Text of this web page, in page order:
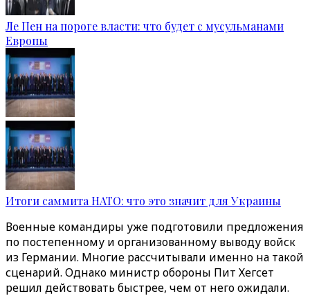
Ле Пен на пороге власти: что будет с мусульманами
Европы
Итоги саммита НАТО: что это значит для Украины
Военные командиры уже подготовили предложения
по постепенному и организованному выводу войск
из Германии. Многие рассчитывали именно на такой
сценарий. Однако министр обороны Пит Хегсет
решил действовать быстрее, чем от него ожидали.